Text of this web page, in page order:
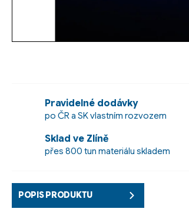
Pravidelné dodávky
po ČR a SK vlastním rozvozem
Sklad ve Zlíně
přes 800 tun materiálu skladem
POPIS PRODUKTU